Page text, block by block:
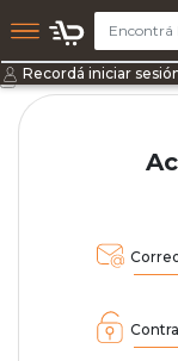
Recordá iniciar